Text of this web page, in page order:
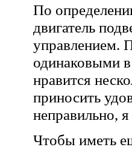
По
двигатель
управлением.
одинаковыми
нравится
приносить
неправильно,
Чтобы иметь